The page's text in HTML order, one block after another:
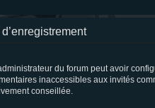
du forum peut avoir
inaccessibles aux invités
conseillée.